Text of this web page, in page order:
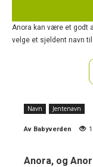
Anora kan være et godt
velge et sjeldent navn
Navn Jentenavn
Av Babyverden
Anora, og